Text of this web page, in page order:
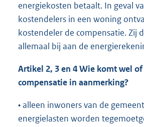
energiekosten betaalt. In geval
kostendelers in een woning
kostendeler de compensatie. Zij
allemaal bij aan de
Artikel 2, 3 en 4 Wie komt wel
compensatie in aanmerking?
• alleen inwoners van de
energielasten worden